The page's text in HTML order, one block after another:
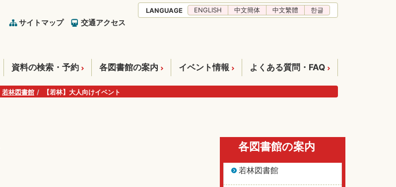
サイトマップ 交通アクセス
LANGUAGE ENGLISH 中文簡体 中文繁體 한글
資料の検索・予約 各図書館の案内 イベント情報 よくある質問・FAQ
若林図書館 【若林】大人向けイベント
各図書館の案内
若林図書館